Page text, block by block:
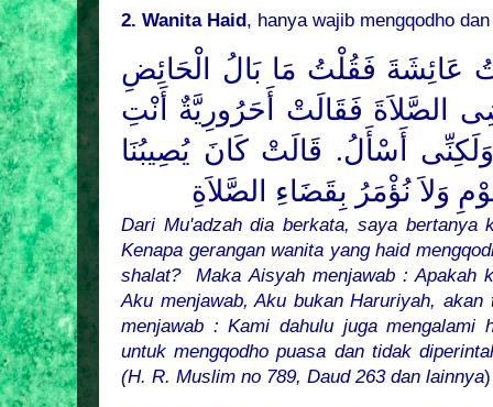
2. Wanita Haid, hanya wajib mengqodho
عَائِشَةَ فَقُلْتُ مَا بَالُ الْحَائِضِ
الصَّلاَةَ فَقَالَتْ أَحَرُورِيَّةٌ أَنْتِ
أَسْأَلُ. قَالَتْ كَانَ يُصِيبُنَا
وَلاَ نُؤْمَرُ بِقَضَاءِ الصَّلاَةِ
Dari Mu'adzah dia berkata, saya bertanya
Kenapa gerangan wanita yang haid
shalat? Maka Aisyah menjawab : Apakah
Aku menjawab, Aku bukan Haruriyah,
menjawab : Kami dahulu juga mengalami
untuk mengqodho puasa dan tidak
(H. R. Muslim no 789, Daud 263 dan lainnya)